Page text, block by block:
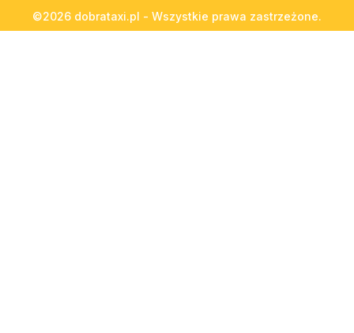
©2026 dobrataxi.pl - Wszystkie prawa zastrzeżone.